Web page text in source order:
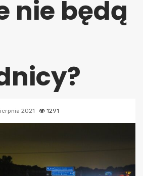
nie będą
2021 1291